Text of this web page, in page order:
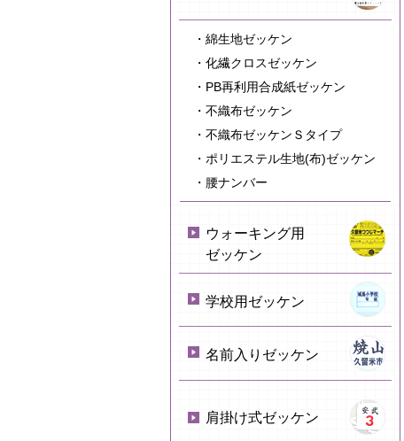
・綿生地ゼッケン
・化繊クロスゼッケン
・PB再利用合成紙ゼッケン
・不織布ゼッケン
・不織布ゼッケンＳタイプ
・ポリエステル生地(布)ゼッケン
・腰ナンバー
ウォーキング用
ゼッケン
学校用ゼッケン
名前入りゼッケン
肩掛け式ゼッケン